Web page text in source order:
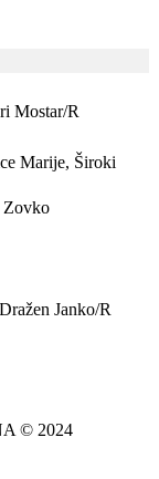
Mostar/R
Marije, Široki
Zovko
Janko/R
© 2024